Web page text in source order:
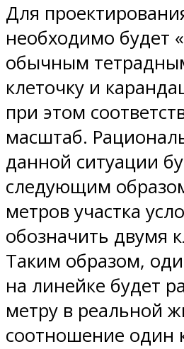
Для
необходимо будет
обычным
клеточку и
при этом
масштаб.
данной ситуации
следующим
метров участка
обозначить двумя
Таким образом,
на линейке будет
метру в реальной
соотношение один